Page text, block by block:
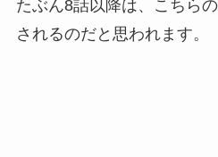
たぶん8話以降は、こちら
されるのだと思われます。